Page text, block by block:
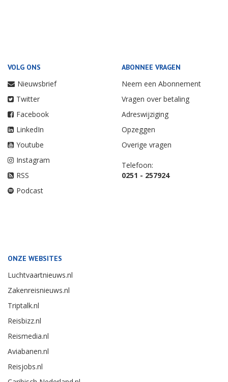
VOLG ONS
Nieuwsbrief
Twitter
Facebook
LinkedIn
Youtube
Instagram
RSS
Podcast
ABONNEE VRAGEN
Neem een Abonnement
Vragen over betaling
Adreswijziging
Opzeggen
Overige vragen
Telefoon:
0251 - 257924
ONZE WEBSITES
Luchtvaartnieuws.nl
Zakenreisnieuws.nl
Triptalk.nl
Reisbizz.nl
Reismedia.nl
Aviabanen.nl
Reisjobs.nl